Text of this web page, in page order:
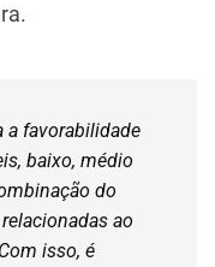
a favorabilidade
baixo, médio
do
ao
isso, é